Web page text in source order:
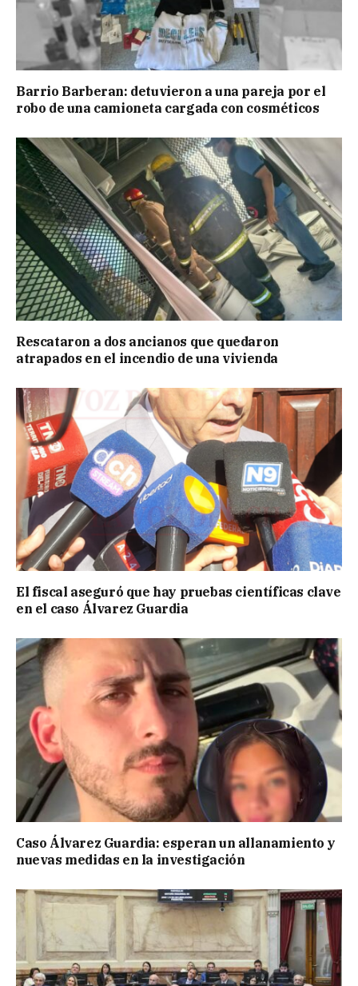
Barrio Barberan: detuvieron a una pareja por el
robo de una camioneta cargada con cosméticos
Rescataron a dos ancianos que quedaron
atrapados en el incendio de una vivienda
El fiscal aseguró que hay pruebas científicas clave
en el caso Álvarez Guardia
Caso Álvarez Guardia: esperan un allanamiento y
nuevas medidas en la investigación